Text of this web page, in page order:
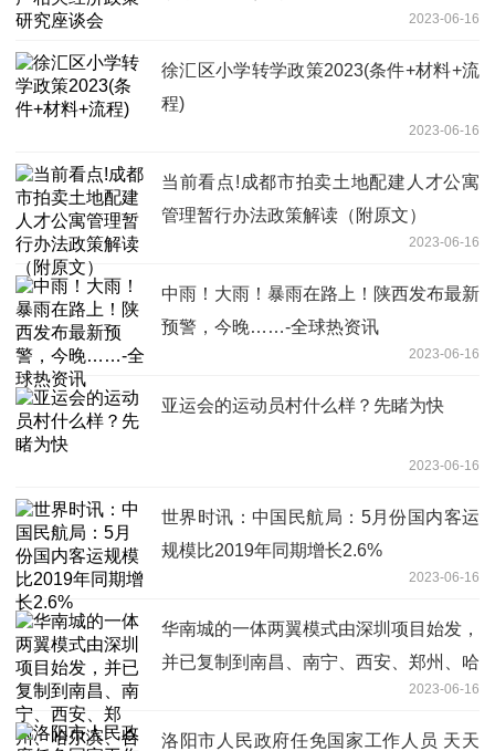
2023-06-16
徐汇区小学转学政策2023(条件+材料+流
程)
2023-06-16
当前看点!成都市拍卖土地配建人才公寓
管理暂行办法政策解读（附原文）
2023-06-16
中雨！大雨！暴雨在路上！陕西发布最新
预警，今晚……-全球热资讯
2023-06-16
亚运会的运动员村什么样？先睹为快
2023-06-16
世界时讯：中国民航局：5月份国内客运
规模比2019年同期增长2.6%
2023-06-16
华南城的一体两翼模式由深圳项目始发，
并已复制到南昌、南宁、西安、郑州、哈
尔滨、合肥及重庆项目|焦点滚动2023-06-16
洛阳市人民政府任免国家工作人员 天天